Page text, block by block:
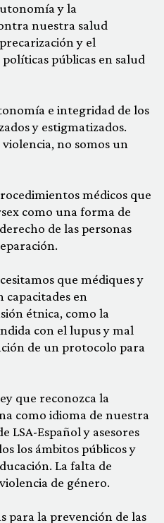
y la
nuestra salud
y el
públicas en salud
e integridad de los
y estigmatizados.
no somos un
médicos que
como una forma de
de las personas
que médiques y
capacitades en
étnica, como la
con el lupus y mal
de un protocolo para
que reconozca la
como idioma de nuestra
LSA-Español y asesores
los ámbitos públicos y
La falta de
de género.
para la prevención de las